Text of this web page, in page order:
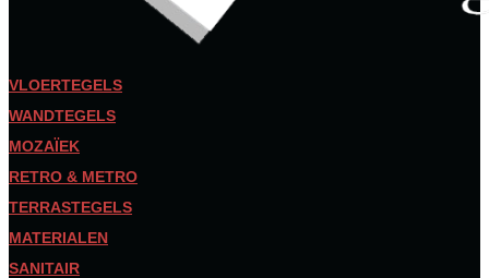
VLOERTEGELS
WANDTEGELS
MOZAÏEK
RETRO & METRO
TERRASTEGELS
MATERIALEN
SANITAIR